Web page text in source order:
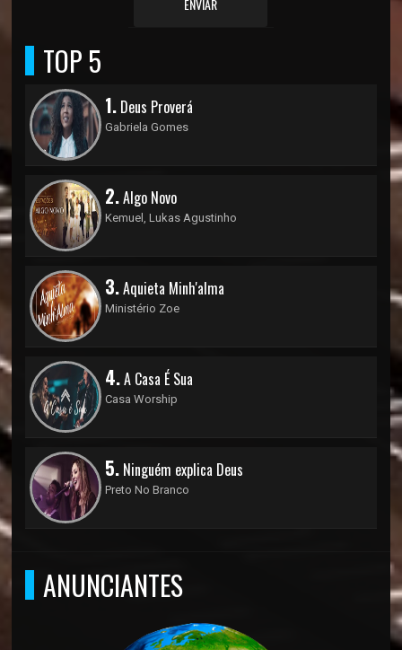
ENVIAR
TOP 5
1. Deus Proverá
Gabriela Gomes
2.Algo Novo
Kemuel, Lukas Agustinho
3.Aquieta Minh'alma
Ministério Zoe
4.A Casa É Sua
Casa Worship
5. Ninguém explica Deus
Preto No Branco
ANUNCIANTES